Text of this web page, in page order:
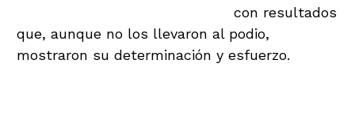
con resultados
que, aunque no los llevaron al podio,
mostraron su determinación y esfuerzo.